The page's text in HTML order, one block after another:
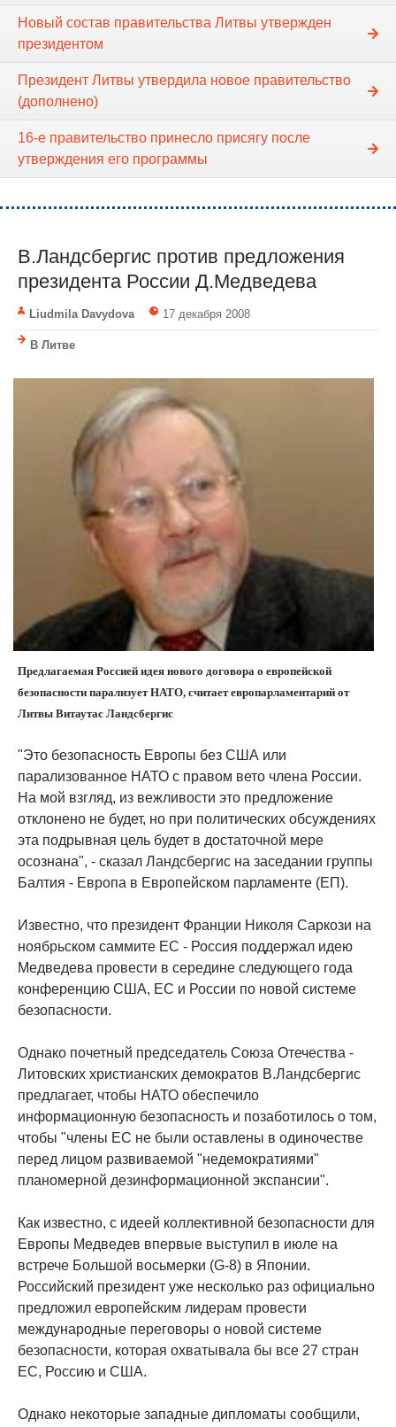
Новый состав правительства Литвы утвержден
президентом
Президент Литвы утвердила новое правительство
(дополнено)
16-е правительство принесло присягу после
утверждения его программы
В.Ландсбергис против предложения
президента России Д.Медведева
Liudmila Davydova 17 декабря 2008
В Литве
Предлагаемая Россией идея нового договора о европейской
безопасности парализует НАТО, считает европарламентарий от
Литвы Витаутас Ландсбергис
"Это безопасность Европы без США или
парализованное НАТО с правом вето члена России.
На мой взгляд, из вежливости это предложение
отклонено не будет, но при политических обсуждениях
эта подрывная цель будет в достаточной мере
осознана", - сказал Ландсбергис на заседании группы
Балтия - Европа в Европейском парламенте (ЕП).
Известно, что президент Франции Николя Саркози на
ноябрьском саммите ЕС - Россия поддержал идею
Медведева провести в середине следующего года
конференцию США, ЕС и России по новой системе
безопасности.
Однако почетный председатель Союза Отечества -
Литовских христианских демократов В.Ландсбергис
предлагает, чтобы НАТО обеспечило
информационную безопасность и позаботилось о том,
чтобы "члены ЕС не были оставлены в одиночестве
перед лицом развиваемой "недемократиями"
планомерной дезинформационной экспансии".
Как известно, с идеей коллективной безопасности для
Европы Медведев впервые выступил в июле на
встрече Большой восьмерки (G-8) в Японии.
Российский президент уже несколько раз официально
предложил европейским лидерам провести
международные переговоры о новой системе
безопасности, которая охватывала бы все 27 стран
ЕС, Россию и США.
Однако некоторые западные дипломаты сообщили,